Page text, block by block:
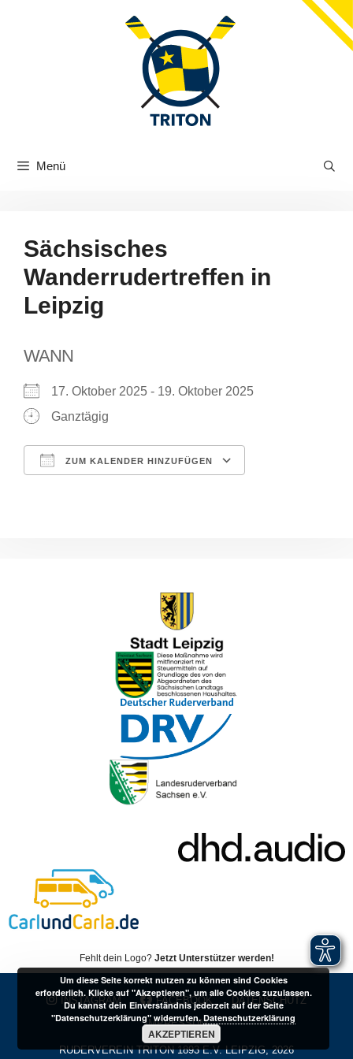
Menü
Sächsisches
Wanderrudertreffen in
Leipzig
WANN
17. Oktober 2025 - 19. Oktober 2025
Ganztägig
ZUM KALENDER HINZUFÜGEN
Fehlt dein Logo? Jetzt Unterstützer werden!
INSTAGRAM FACEBOOK
DATENSCHUTZ
IMPRESSUM
RUDERVEREIN TRITON 1893 E.V. LEIPZIG, 2026
Um diese Seite korrekt nutzen zu können sind Cookies
erforderlich. Klicke auf "Akzeptieren", um alle Cookies zuzulassen.
Du kannst dein Einverständnis jederzeit auf der Seite
"Datenschutzerklärung" widerrufen.Datenschutzerklärung
AKZEPTIEREN